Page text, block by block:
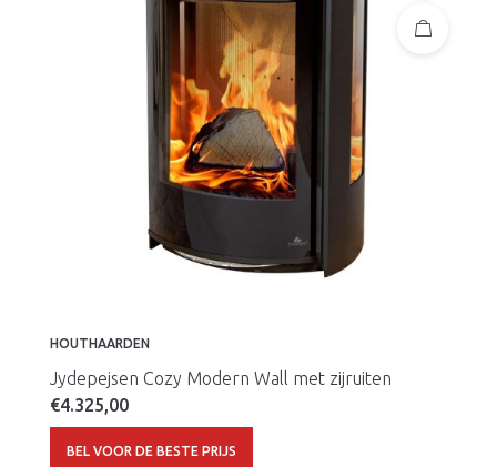
HOUTHAARDEN
Jydepejsen Cozy Modern Wall met zijruiten
€4.325,00
BEL VOOR DE BESTE PRIJS